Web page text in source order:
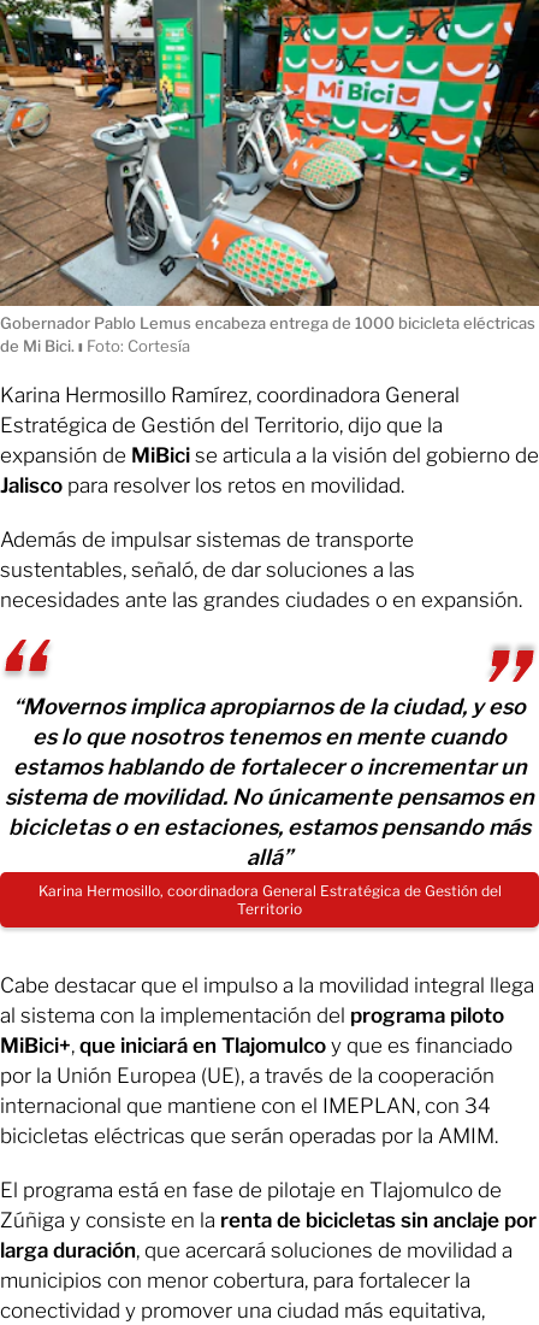
Gobernador Pablo Lemus encabeza entrega de 1000 bicicleta eléctricas
de Mi Bici. ı Foto: Cortesía
Karina Hermosillo Ramírez, coordinadora General
Estratégica de Gestión del Territorio, dijo que la
expansión de MiBici se articula a la visión del gobierno de
Jalisco para resolver los retos en movilidad.
Además de impulsar sistemas de transporte
sustentables, señaló, de dar soluciones a las
necesidades ante las grandes ciudades o en expansión.
“Movernos implica apropiarnos de la ciudad, y eso
es lo que nosotros tenemos en mente cuando
estamos hablando de fortalecer o incrementar un
sistema de movilidad. No únicamente pensamos en
bicicletas o en estaciones, estamos pensando más
allá”
Karina Hermosillo, coordinadora General Estratégica de Gestión del
Territorio
Cabe destacar que el impulso a la movilidad integral llega
al sistema con la implementación del programa piloto
MiBici+, que iniciará en Tlajomulco y que es financiado
por la Unión Europea (UE), a través de la cooperación
internacional que mantiene con el IMEPLAN, con 34
bicicletas eléctricas que serán operadas por la AMIM.
El programa está en fase de pilotaje en Tlajomulco de
Zúñiga y consiste en la renta de bicicletas sin anclaje por
larga duración, que acercará soluciones de movilidad a
municipios con menor cobertura, para fortalecer la
conectividad y promover una ciudad más equitativa,